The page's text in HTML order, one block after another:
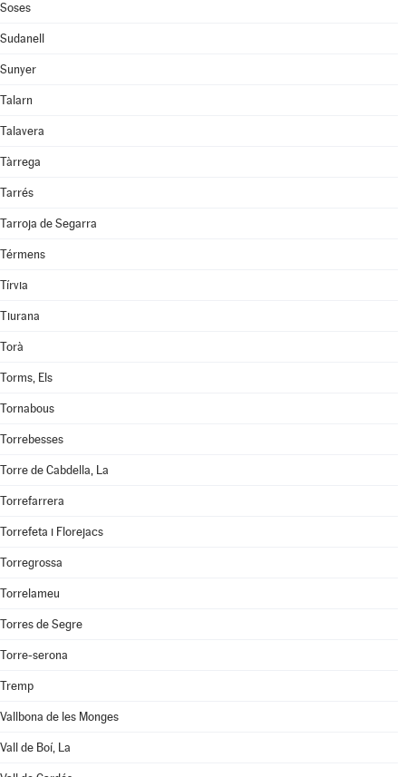
Soses
Sudanell
Sunyer
Talarn
Talavera
Tàrrega
Tarrés
Tarroja de Segarra
Térmens
Tírvia
Tiurana
Torà
Torms, Els
Tornabous
Torrebesses
Torre de Cabdella, La
Torrefarrera
Torrefeta i Florejacs
Torregrossa
Torrelameu
Torres de Segre
Torre-serona
Tremp
Vallbona de les Monges
Vall de Boí, La